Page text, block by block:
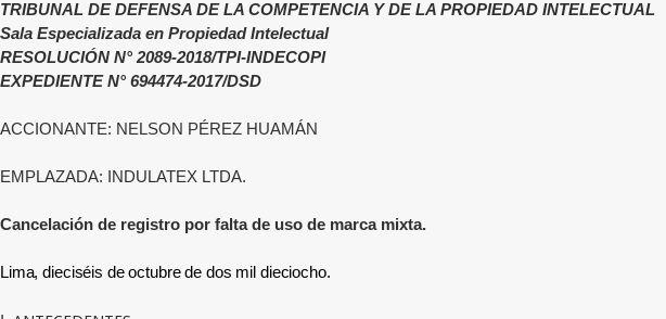
TRIBUNAL DE DEFENSA DE LA COMPETENCIA Y DE LA PROPIEDAD INTELECTUAL
Sala Especializada en Propiedad Intelectual
RESOLUCIÓN N° 2089-2018/TPI-INDECOPI
EXPEDIENTE N° 694474-2017/DSD
ACCIONANTE: NELSON PÉREZ HUAMÁN
EMPLAZADA: INDULATEX LTDA.
Cancelación de registro por falta de uso de marca mixta.
Lima, dieciséis de octubre de dos mil dieciocho.